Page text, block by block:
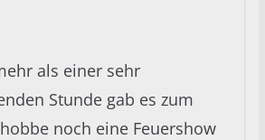
als einer sehr
Stunde gab es zum
noch eine Feuershow